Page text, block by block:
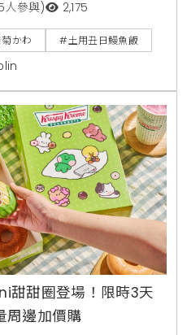
31日同步開賣「夏鰻雙
冷筍沙拉，提供最道地
人參與) 2,175
かわ #土用丑日鰻魚飯
甜圈登場！限時3天
周邊加價購